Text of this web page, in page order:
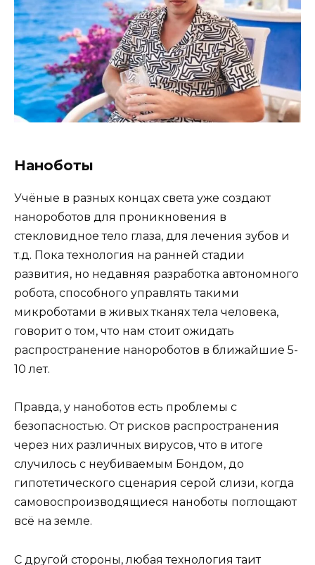
Наноботы
Учёные в разных концах света уже создают
нанороботов для проникновения в
стекловидное тело глаза, для лечения зубов и
т.д. Пока технология на ранней стадии
развития, но недавняя разработка автономного
робота, способного управлять такими
микроботами в живых тканях тела человека,
говорит о том, что нам стоит ожидать
распространение нанороботов в ближайшие 5-
10 лет.
Правда, у наноботов есть проблемы с
безопасностью. От рисков распространения
через них различных вирусов, что в итоге
случилось с неубиваемым Бондом, до
гипотетического сценария серой слизи, когда
самовоспроизводящиеся наноботы поглощают
всё на земле.
С другой стороны, любая технология таит